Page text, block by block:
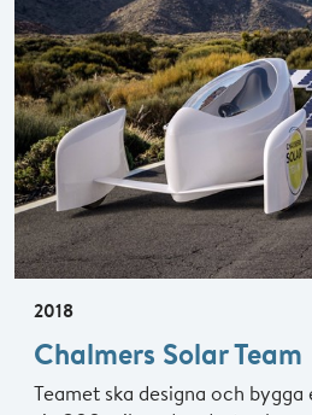
2018
Chalmers Solar Team
Teamet ska designa och